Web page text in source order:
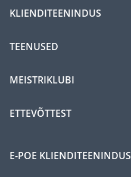
KLIENDITEENINDUS
TEENUSED
MEISTRIKLUBI
ETTEVÕTTEST
E-POE KLIENDITEENINDUS